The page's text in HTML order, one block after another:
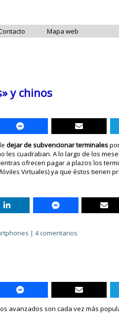
Mapa web
y chinos
dejar de subvencionar terminales
les cuadraban. A lo largo de los
ofrecen pagar a plazos los
Virtuales) ya que éstos tienen
|4 comentarios
avanzados son cada vez más